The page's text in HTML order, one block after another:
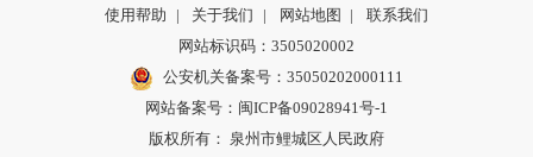
使用帮助 | 关于我们 | 网站地图 |
联系我们
网站标识码：3505020002
公安机关备案号：35050202000111
网站备案号：闽ICP备09028941号-1
版权所有： 泉州市鲤城区人民政府